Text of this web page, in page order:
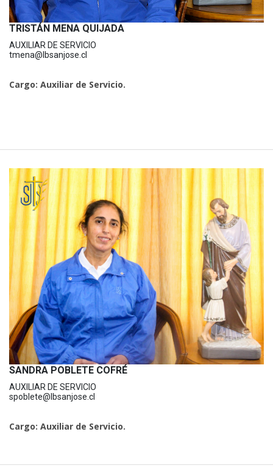
TRISTÁN MENA QUIJADA
AUXILIAR DE SERVICIO
tmena@lbsanjose.cl
Cargo: Auxiliar de Servicio.
SANDRA POBLETE COFRÉ
AUXILIAR DE SERVICIO
spoblete@lbsanjose.cl
Cargo: Auxiliar de Servicio.